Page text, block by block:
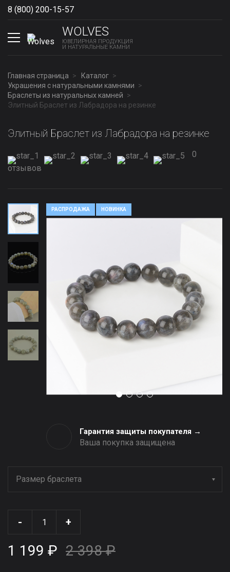
8 (800) 200-15-57
WOLVES
ЮВЕЛИРНАЯ ПРОДУКЦИЯ
И НАТУРАЛЬНЫЕ КАМНИ
Главная страница
Каталог
Украшения с натуральными камнями
Браслеты из натуральных камней
Элитный Браслет из Лабрадора на резинке
Элитный Браслет из Лабрадора на резинке
0
отзывов
РАСПРОДАЖА НОВИНКА
Гарантия защиты покупателя →
Ваша покупка защищена
Размер браслета
- +
1 199 ₽ 2 398 ₽